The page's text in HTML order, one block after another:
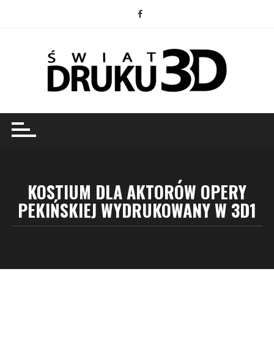
KOSTIUM DLA AKTORÓW OPERY
PEKIŃSKIEJ WYDRUKOWANY W 3D1